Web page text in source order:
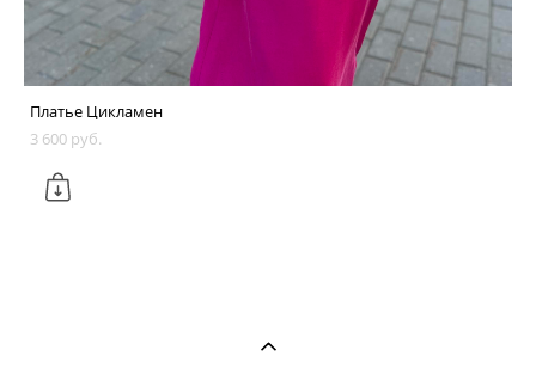
Платье Цикламен
3 600 pуб.